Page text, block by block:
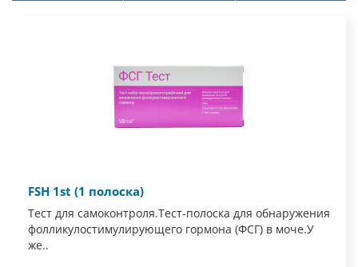
FSH 1st (1 полоска)
Тест для самоконтроля.Тест-полоска для обнаружения
фолликулостимулирующего гормона (ФСГ) в моче.У
же..